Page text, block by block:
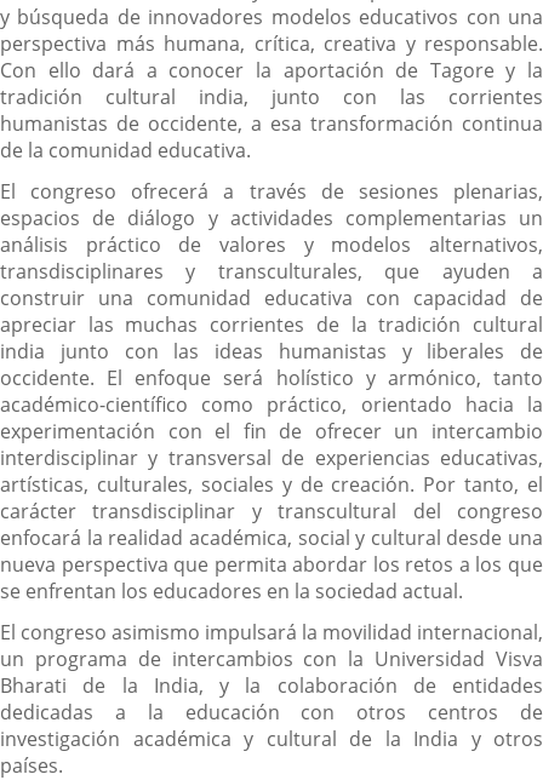
y búsqueda de innovadores modelos educativos con una
perspectiva más humana, crítica, creativa y responsable.
Con ello dará a conocer la aportación de Tagore y la
tradición cultural india, junto con las corrientes
humanistas de occidente, a esa transformación continua
de la comunidad educativa.
El congreso ofrecerá a través de sesiones plenarias,
espacios de diálogo y actividades complementarias un
análisis práctico de valores y modelos alternativos,
transdisciplinares y transculturales, que ayuden a
construir una comunidad educativa con capacidad de
apreciar las muchas corrientes de la tradición cultural
india junto con las ideas humanistas y liberales de
occidente. El enfoque será holístico y armónico, tanto
académico-científico como práctico, orientado hacia la
experimentación con el fin de ofrecer un intercambio
interdisciplinar y transversal de experiencias educativas,
artísticas, culturales, sociales y de creación. Por tanto, el
carácter transdisciplinar y transcultural del congreso
enfocará la realidad académica, social y cultural desde una
nueva perspectiva que permita abordar los retos a los que
se enfrentan los educadores en la sociedad actual.
El congreso asimismo impulsará la movilidad internacional,
un programa de intercambios con la Universidad Visva
Bharati de la India, y la colaboración de entidades
dedicadas a la educación con otros centros de
investigación académica y cultural de la India y otros
países.